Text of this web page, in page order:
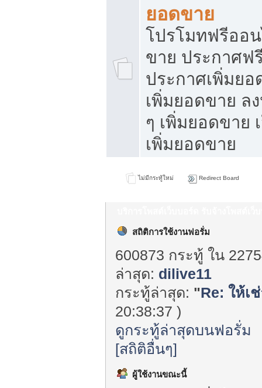
ยอดขาย
โปรโมทฟรีออ
ขาย ประกาศฟ
ประกาศเพิ่มย
เพิ่มยอดขาย ล
ๆ เพิ่มยอดขาย
เพิ่มยอดขาย
ไม่มีกระทู้ใหม่ Redirect Board
สถิติการใช้งานฟอรั่ม
600873 กระทู้ ใน
ล่าสุด: dilive11
กระทู้ล่าสุด: "Re: ให้เ
20:38:37 )
ดูกระทู้ล่าสุดบนฟอรั่ม
[สถิติอื่นๆ]
ผู้ใช้งานขณะนี้